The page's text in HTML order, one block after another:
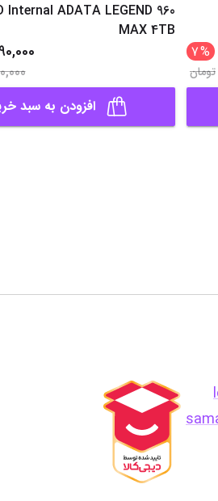
%
7
تومان
Internal ADATA LEGEND 960
MAX 4TB
افزودن به سبد